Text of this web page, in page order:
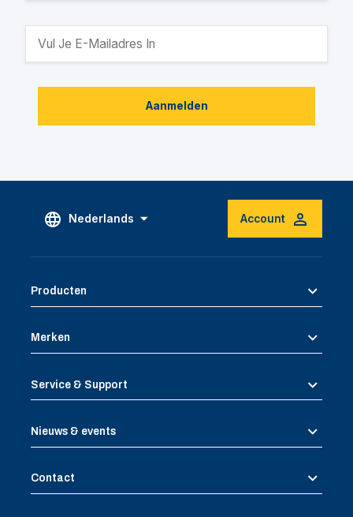
Aanmelden
Nederlands Account
Producten
Merken
Service & Support
Nieuws & events
Contact